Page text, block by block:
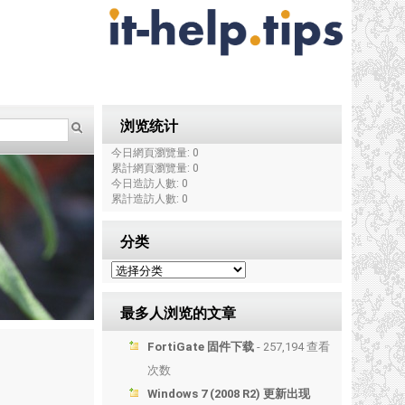
浏览统计
今日網頁瀏覽量: 0
累計網頁瀏覽量: 0
今日造訪人數: 0
累計造訪人數: 0
分类
最多人浏览的文章
FortiGate 固件下载 - 257,194 查看
次数
Windows 7 (2008 R2) 更新出现